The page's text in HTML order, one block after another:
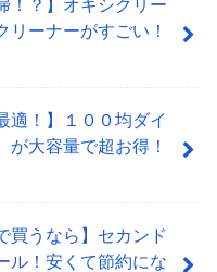
！？】オキシクリー
リーナーがすごい！
適！】１００均ダイ
が大容量で超お得！
買うなら】セカンド
ル！安くて節約にな